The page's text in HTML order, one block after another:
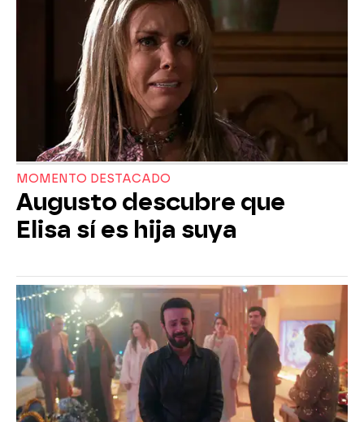
MOMENTO DESTACADO
Augusto descubre que
Elisa sí es hija suya